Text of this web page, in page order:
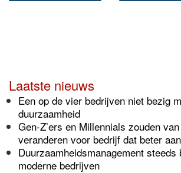
Laatste nieuws
Een op de vier bedrijven niet bezig
duurzaamheid
Gen-Z’ers en Millennials zouden
veranderen voor bedrijf dat beter
Duurzaamheidsmanagement
moderne bedrijven